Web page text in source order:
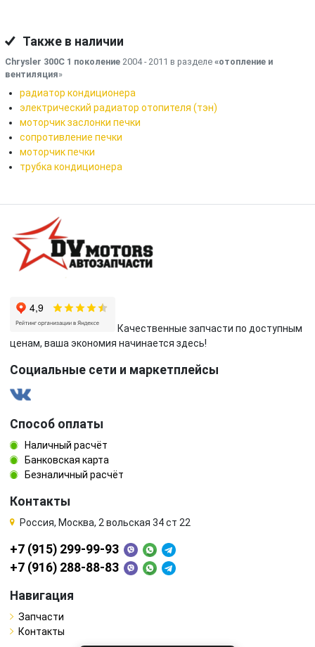
Также в наличии
Chrysler 300C 1 поколение 2004 - 2011 в разделе «отопление и
вентиляция»
радиатор кондиционера
электрический радиатор отопителя (тэн)
моторчик заслонки печки
сопротивление печки
моторчик печки
трубка кондиционера
Качественные запчасти по доступным
ценам, ваша экономия начинается здесь!
Социальные сети и маркетплейсы
Способ оплаты
Наличный расчёт
Банковская карта
Безналичный расчёт
Контакты
Россия, Москва, 2 вольская 34 ст 22
+7 (915) 299-99-93
+7 (916) 288-88-83
Навигация
Запчасти
Контакты